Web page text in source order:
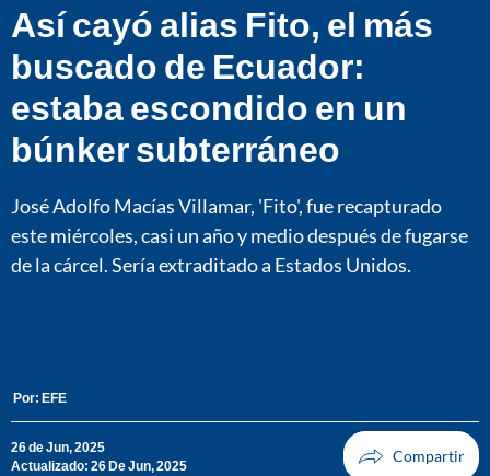
Así cayó alias Fito, el más
buscado de Ecuador:
estaba escondido en un
búnker subterráneo
José Adolfo Macías Villamar, 'Fito', fue recapturado
este miércoles, casi un año y medio después de fugarse
de la cárcel. Sería extraditado a Estados Unidos.
Por: EFE
26 de Jun, 2025
Actualizado: 26 De Jun, 2025